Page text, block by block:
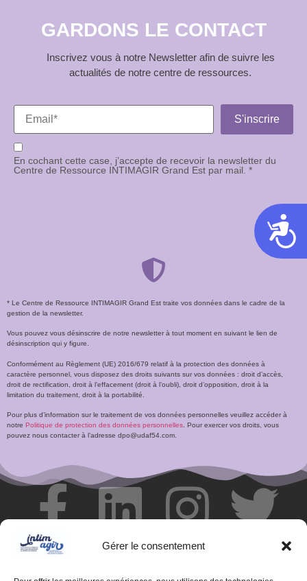
Gérer le consentement
GARDONS LE CONTACT
Inscrivez vous à notre Newsletter afin de suivre les
actualités de notre centre de ressources.
En cochant cette case, j’accepte de recevoir la newsletter du
Centre de Ressource INTIMAGIR Grand Est par mail. *
* Le Centre de Ressource INTIMAGIR Grand Est traite vos données dans le cadre de la
gestion de la newsletter.
Vous pouvez vous désinscrire de notre newsletter à tout moment en suivant le lien de
désinscription qui y figure.
Conformément au Règlement (UE) 2016/679 relatif à la protection des données à
caractère personnel, vous disposez des droits suivants sur vos données : droit d’accès,
droit de rectification, droit à l’effacement (droit à l’oubli), droit d’opposition, droit à la
limitation du traitement, droit à la portabilité.
Pour plus d’information sur le traitement de vos données personnelles veuillez accéder à
notre Politique de protection des données personnelles . Pour exercer vos droits, vous
pouvez nous contacter à l’adresse dpo@udaf54.com.